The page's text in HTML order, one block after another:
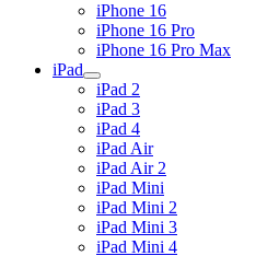
iPhone 16
iPhone 16 Pro
iPhone 16 Pro Max
iPad
iPad 2
iPad 3
iPad 4
iPad Air
iPad Air 2
iPad Mini
iPad Mini 2
iPad Mini 3
iPad Mini 4